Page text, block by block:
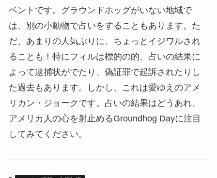
ベントです。グラウンドホッグがいない地域で
は、別の小動物で占いをすることもあります。た
だ、あまりの人気ぶりに、ちょっとイジワルされ
ることも！特にフィルは標的の的、占いの結果に
よって逮捕状がでたり、偽証罪で起訴されたりし
た過去もあります。しかし、これは愛ゆえのアメ
リカン・ジョークです。占いの結果はどうあれ、
アメリカ人の心を射止めるGroundhog Dayに注目
してみてください。